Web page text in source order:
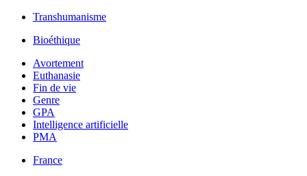
Transhumanisme
Bioéthique
Avortement
Euthanasie
Fin de vie
Genre
GPA
Intelligence artificielle
PMA
France